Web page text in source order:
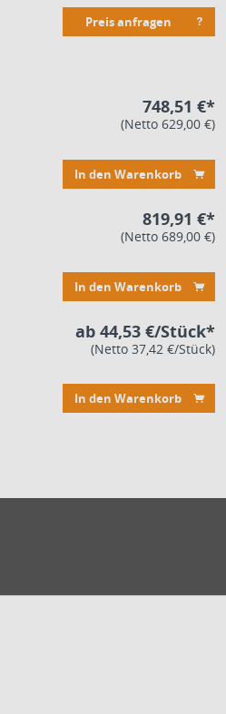
Preis anfragen
748,51 €*
(Netto 629,00 €)
In den Warenkorb
819,91 €*
(Netto 689,00 €)
In den Warenkorb
ab 44,53 €/Stück*
(Netto 37,42 €/Stück)
In den Warenkorb